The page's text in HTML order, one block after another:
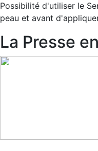
Possibilité d'utiliser le
peau et avant
La Presse